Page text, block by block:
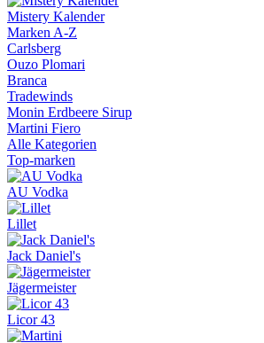
Mistery Kalender
Marken A-Z
Carlsberg
Ouzo Plomari
Branca
Tradewinds
Monin Erdbeere Sirup
Martini Fiero
Alle Kategorien
Top-marken
AU Vodka
Lillet
Jack Daniel's
Jägermeister
Licor 43